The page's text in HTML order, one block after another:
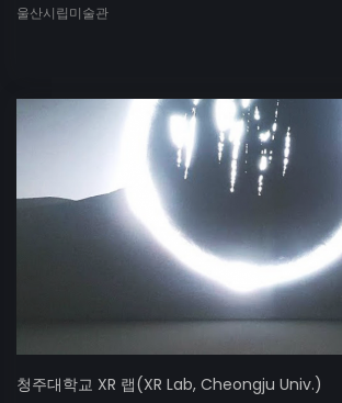
울산시립미술관
청주대학교 XR 랩(XR Lab, Cheongju Univ.)